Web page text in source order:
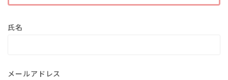
氏名
メールアドレス